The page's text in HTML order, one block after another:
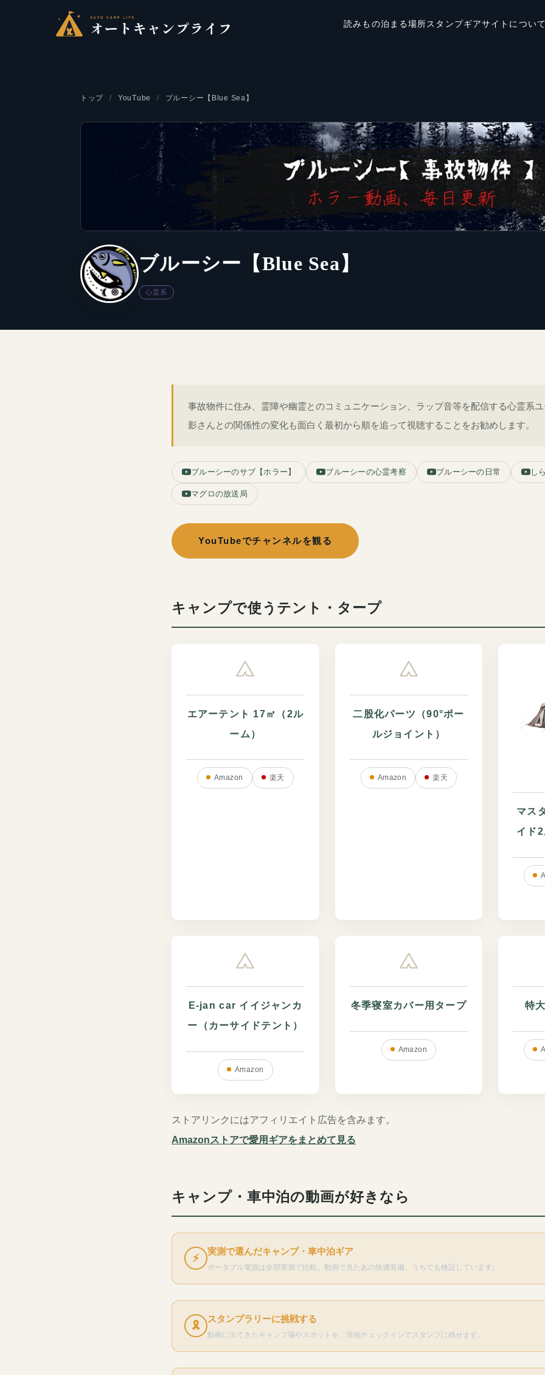
読みもの泊まる場所スタンプギアサイトについ
トップ YouTube ブルーシー【Blue Sea】
ブルーシー【Blue Sea】
心霊系
事故物件に住み、霊障や幽霊とのコミュニケーション、ラップ音等を配信する心霊系
影さんとの関係性の変化も面白く最初から順を追って視聴することをお勧めします。
ブルーシーのサブ【ホラー】 ブルーシーの心霊考察 ブルーシーの日常 し
マグロの放送局
YouTubeでチャンネルを観る
キャンプで使うテント・タープ
エアーテント 17㎡（2ル
ーム）
Amazon 楽天
二股化パーツ（90°ポー
ルジョイント）
Amazon 楽天
マス
イド
E-jan car イイジャンカ
ー（カーサイドテント）
Amazon
冬季寝室カバー用タープ
Amazon
特
ストアリンクにはアフィリエイト広告を含みます。
Amazonストアで愛用ギアをまとめて見る
キャンプ・車中泊の動画が好きなら
⚡
実測で選んだキャンプ・車中泊ギア
ポータブル電源は全部実測で比較。動画で見たあの快適装備、うちでも検証しています。
🎗
スタンプラリーに挑戦する
動画に出てきたキャンプ場やスポットを、現地チェックインでスタンプに残せます。